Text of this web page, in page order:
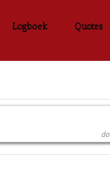
Logboek Quotes